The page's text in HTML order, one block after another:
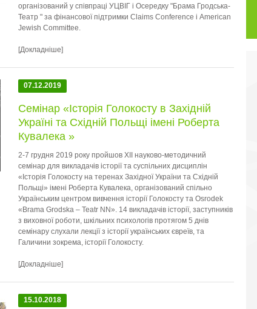
організований у співпраці УЦВІГ і Осередку "Брама Гродська-
Театр " за фінансової підтримки Claims Conference і American
Jewish Committee.
[Докладніше]
07.12.2019
Семінар «Історія Голокосту в Західній
Україні та Східній Польщі імені Роберта
Кувалека »
2-7 грудня 2019 року пройшов XII науково-методичний
семінар для викладачів історії та суспільних дисциплін
«Історія Голокосту на теренах Західної України та Східній
Польщі» імені Роберта Кувалека, організований спільно
Українським центром вивчення історії Голокосту та Osrodek
«Brama Grodska – Teatr NN». 14 викладачів історії, заступників
з виховної роботи, шкільних психологів протягом 5 днів
семінару слухали лекції з історії українських євреїв, та
Галичини зокрема, історії Голокосту.
[Докладніше]
15.10.2018